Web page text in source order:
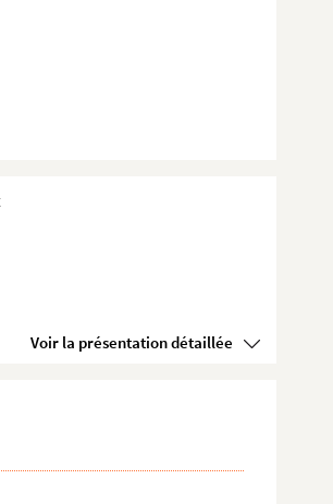
Voir la présentation détaillée